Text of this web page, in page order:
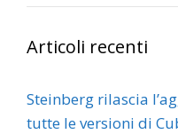
Articoli recenti
Steinberg rilascia
tutte le versioni di